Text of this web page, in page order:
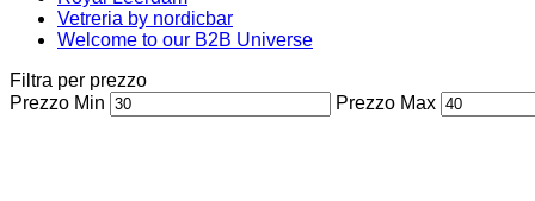
Vetreria by nordicbar
Welcome to our B2B Universe
Filtra per prezzo
Prezzo Min
Prezzo Max